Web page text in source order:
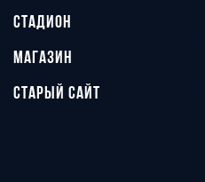
СТАДИОН
МАГАЗИН
СТАРЫЙ САЙТ